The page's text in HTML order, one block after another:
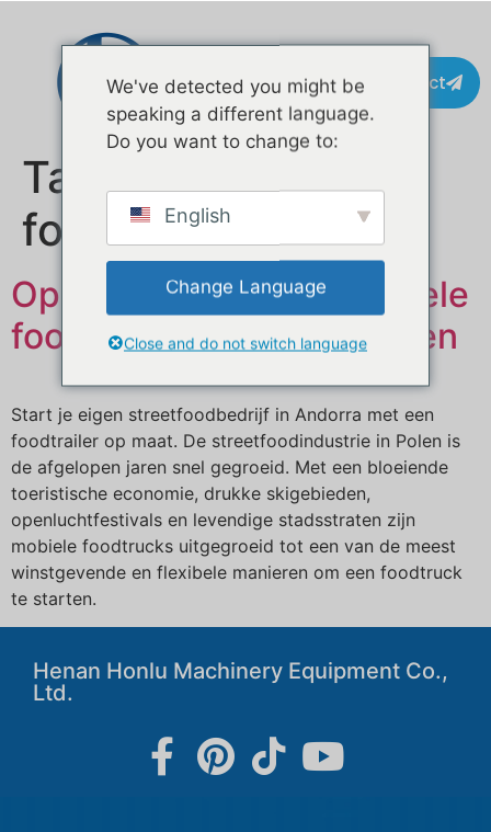
Contact
Tag:koop een
foodtrailer polen
Op maat gemaakte mobiele
foodtrailer te koop in Polen
Start je eigen streetfoodbedrijf in Andorra met een
foodtrailer op maat. De streetfoodindustrie in Polen is
de afgelopen jaren snel gegroeid. Met een bloeiende
toeristische economie, drukke skigebieden,
openluchtfestivals en levendige stadsstraten zijn
mobiele foodtrucks uitgegroeid tot een van de meest
winstgevende en flexibele manieren om een foodtruck
te starten.
Henan Honlu Machinery Equipment Co.,
Ltd.
We've detected you might be
speaking a different language.
Do you want to change to:
English
Change Language
Close and do not switch language